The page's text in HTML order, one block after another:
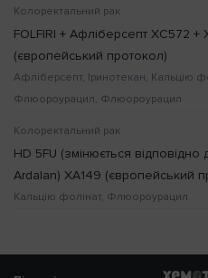
Колоректальний рак
FOLFIRI + Афліберсепт XC572 +
(європейський протокол)
Афліберсепт, Іринотекан, Кальцію
Флюороурацил, Флюороурацил
Колоректальний рак
HD 5FU (змінюється
Ardalan) XA149 (європейський
Кальцію фолінат, Флюороурацил